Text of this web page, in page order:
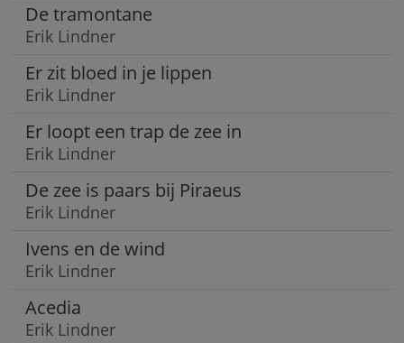
De tramontane
Erik Lindner
Er zit bloed in je lippen
Erik Lindner
Er loopt een trap de zee in
Erik Lindner
De zee is paars bij Piraeus
Erik Lindner
Ivens en de wind
Erik Lindner
Acedia
Erik Lindner